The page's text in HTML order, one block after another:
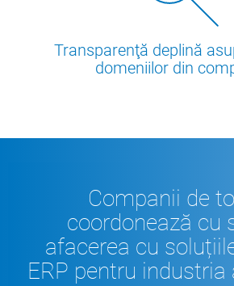
Transparenţă deplină
domeniilor din
Companii de
coordonează cu
afacerea cu
ERP pentru